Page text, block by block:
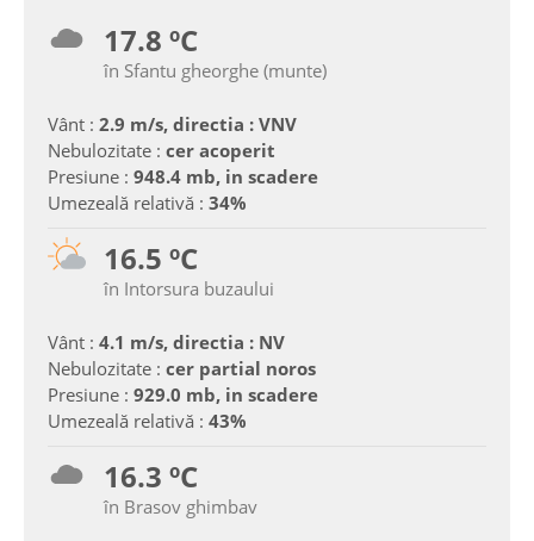
17.8 ºC
în Sfantu gheorghe (munte)
Vânt : 2.9 m/s, directia : VNV
Nebulozitate : cer acoperit
Presiune : 948.4 mb, in scadere
Umezeală relativă : 34%
16.5 ºC
în Intorsura buzaului
Vânt : 4.1 m/s, directia : NV
Nebulozitate : cer partial noros
Presiune : 929.0 mb, in scadere
Umezeală relativă : 43%
16.3 ºC
în Brasov ghimbav